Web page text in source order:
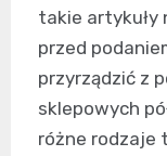
takie artykuły
przed
przyrządzić z
sklepowych
różne rodzaje